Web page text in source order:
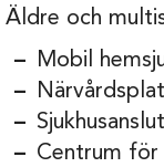
Äldre och
Mobil
Centrum för